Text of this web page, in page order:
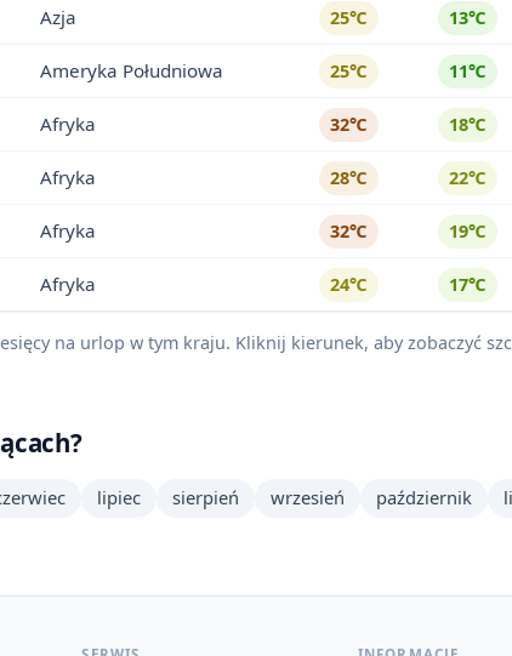
Azja 25℃ 13℃
Ameryka Południowa 25℃ 11℃
Afryka 32℃ 18℃
Afryka 28℃ 22℃
Afryka 32℃ 19℃
Afryka 24℃ 17℃
na urlop w tym kraju. Kliknij kierunek, aby zobaczyć
lipiec sierpień wrzesień październik